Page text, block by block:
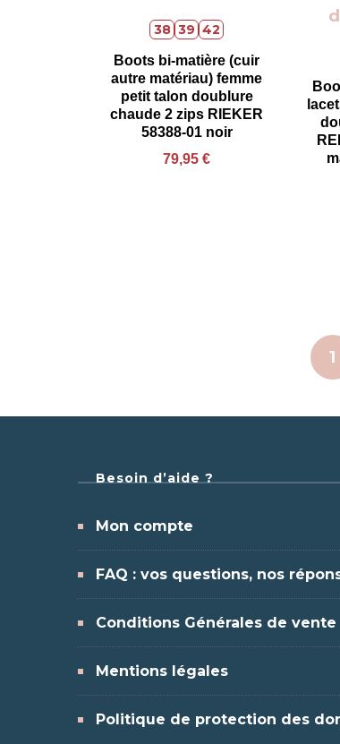
38 39 42
Boots bi-matière (cuir
autre matériau) femme
petit talon doublure
chaude 2 zips RIEKER
58388-01 noir
79,95€
1
Besoin d’aide ?
Mon compte
FAQ : vos questions, nos
Conditions Générales de vente
Mentions légales
Politique de protection des